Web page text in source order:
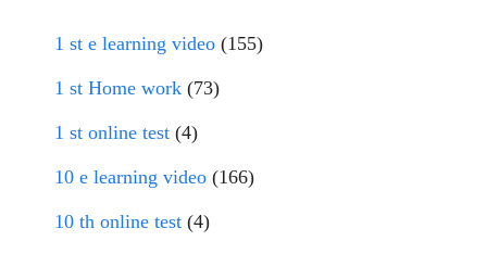
1 st e learning video (155)
1 st Home work (73)
1 st online test (4)
10 e learning video (166)
10 th online test (4)